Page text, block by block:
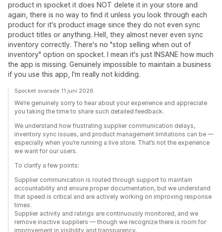
product in spocket it does NOT delete it in your store and
again, there is no way to find it unless you look through each
product for it's product image since they do not even sync
product titles or anything. Hell, they almost never even sync
inventory correctly. There's no "stop selling when out of
inventory" option on spocket. I mean it's just INSANE how much
the app is missing. Genuinely impossible to maintain a business
if you use this app, I'm really not kidding.
Spocket svarade 11 juni 2026
We’re genuinely sorry to hear about your experience and appreciate
you taking the time to share such detailed feedback.
We understand how frustrating supplier communication delays,
inventory sync issues, and product management limitations can be —
especially when you’re running a live store. That’s not the experience
we want for our users.
To clarify a few points:
Supplier communication is routed through support to maintain
accountability and ensure proper documentation, but we understand
that speed is critical and are actively working on improving response
times.
Supplier activity and ratings are continuously monitored, and we
remove inactive suppliers — though we recognize there is room for
improvement in visibility and transparency.